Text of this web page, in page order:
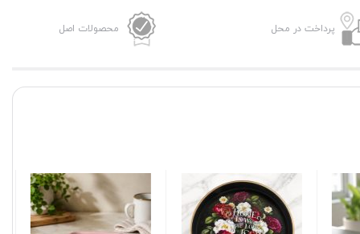
پرداخت در محل محصولات اصل
12 جارو حمام کلبه
تابه تکدسته 5 لایه یورولند
سایز 24